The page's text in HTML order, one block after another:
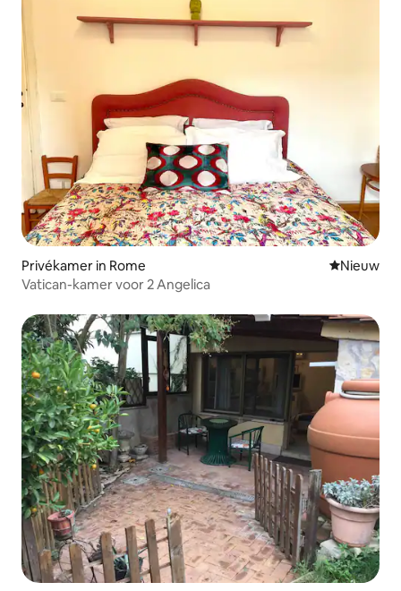
Privékamer in Rome Nieuwe
Nieuw
Vatican-kamer voor 2 Angelica